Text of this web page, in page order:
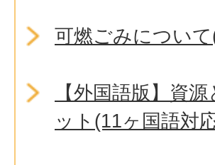
可燃ごみについ
【外国語版】資
ット(11ヶ国語対